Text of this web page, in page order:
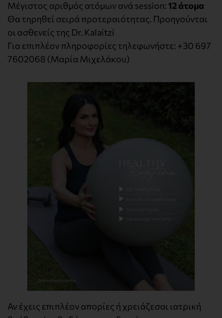
Μέγιστος αριθμός ατόμων ανά session: 12 άτομα
Θα τηρηθεί σειρά προτεραιότητας. Προηγούνται
οι ασθενείς της Dr. Kalaitzi
Για επιπλέον πληροφορίες τηλεφωνήστε: +30 697
7602068 (Μαρία Μιχελάκου)
Αν έχεις επιπλέον απορίες ή χρειάζεσαι ιατρική